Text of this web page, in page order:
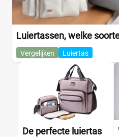
Luiertassen, welke
Vergelijken Luiertas
De perfecte luiertas